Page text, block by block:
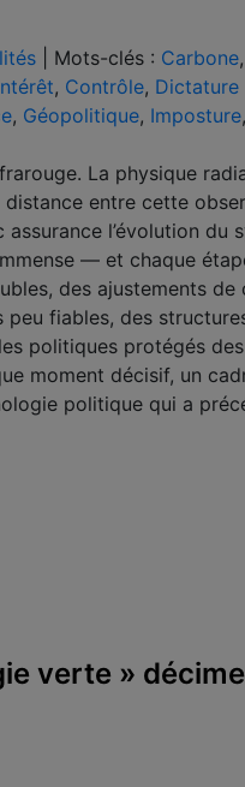
Mots-clés : Carbone,
, Contrôle, Dictature
, Géopolitique, Imposture,
La physique
entre cette
l’évolution du
— et chaque
des ajustements
fiables, des
politiques protégés
moment décisif, un
politique qui a
verte »